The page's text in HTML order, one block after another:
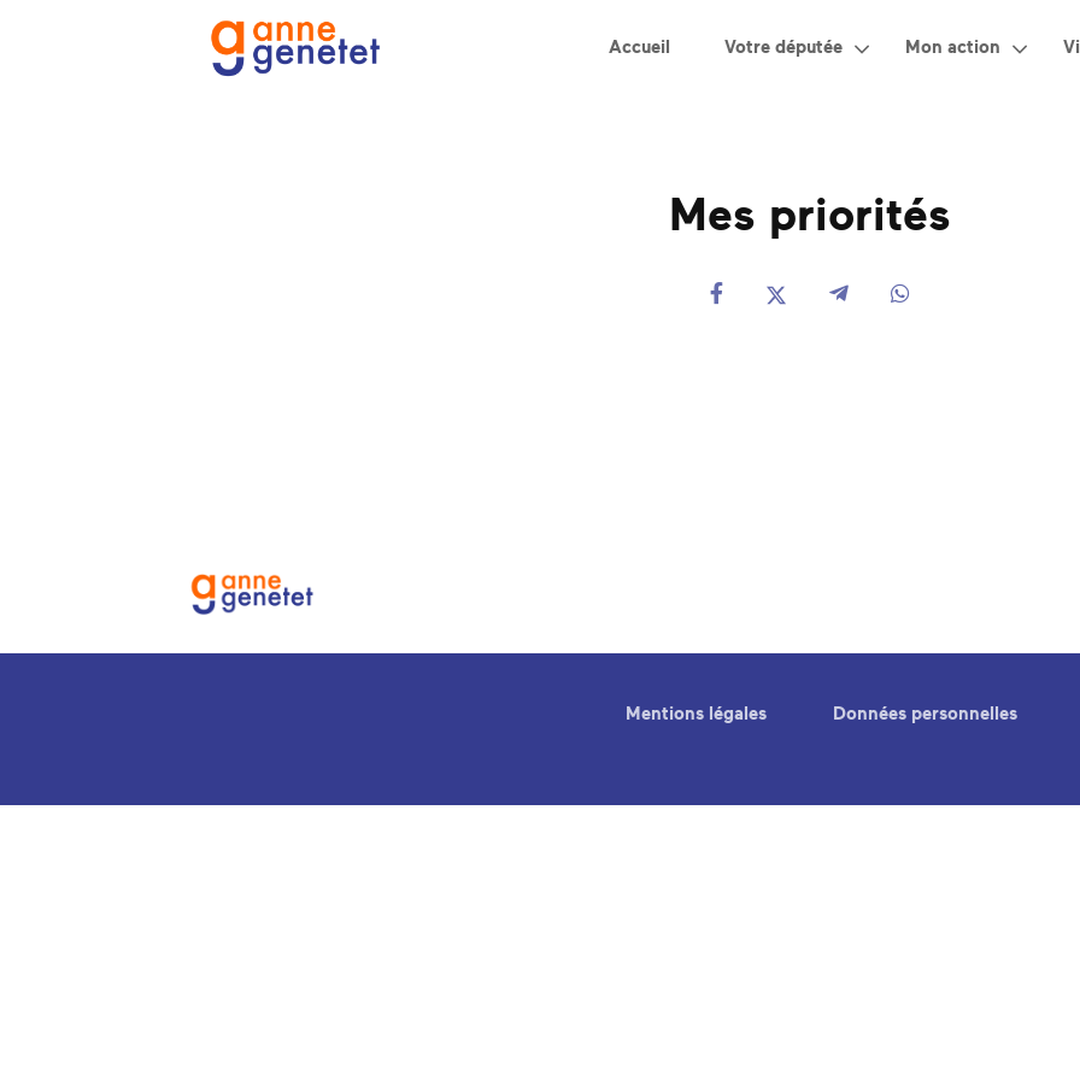
Accueil Votre députée Mon action
Mes priorités
Mentions légales Données personnelles